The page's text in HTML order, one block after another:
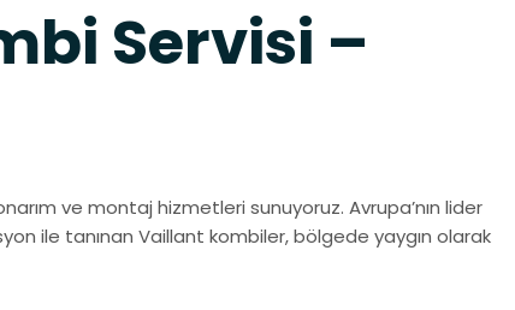
Servisi –
ve montaj hizmetleri sunuyoruz. Avrupa’nın lider
ile tanınan Vaillant kombiler, bölgede yaygın olarak